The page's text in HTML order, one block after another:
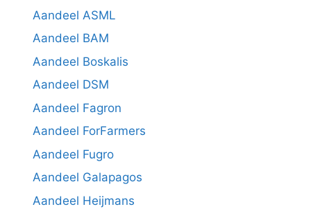
Aandeel ASML
Aandeel BAM
Aandeel Boskalis
Aandeel DSM
Aandeel Fagron
Aandeel ForFarmers
Aandeel Fugro
Aandeel Galapagos
Aandeel Heijmans